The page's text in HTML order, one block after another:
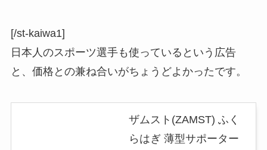
[/st-kaiwa1]
日本人のスポーツ選手も使っているという広告
と、価格との兼ね合いがちょうどよかったです。
ザムスト(ZAMST) ふく
らはぎ 薄型サポーター